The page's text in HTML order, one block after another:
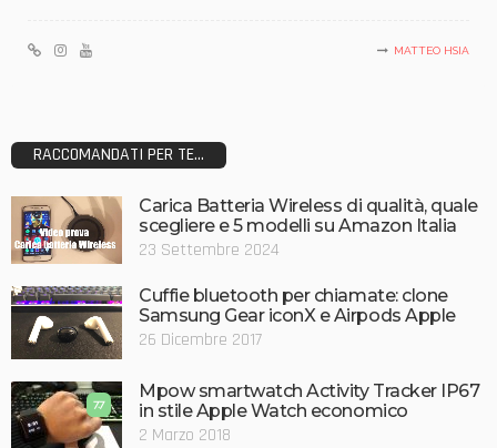
MATTEO HSIA
RACCOMANDATI PER TE...
Carica Batteria Wireless di qualità, quale
scegliere e 5 modelli su Amazon Italia
23 Settembre 2024
Cuffie bluetooth per chiamate: clone
Samsung Gear iconX e Airpods Apple
26 Dicembre 2017
7.7
Mpow smartwatch Activity Tracker IP67
in stile Apple Watch economico
2 Marzo 2018